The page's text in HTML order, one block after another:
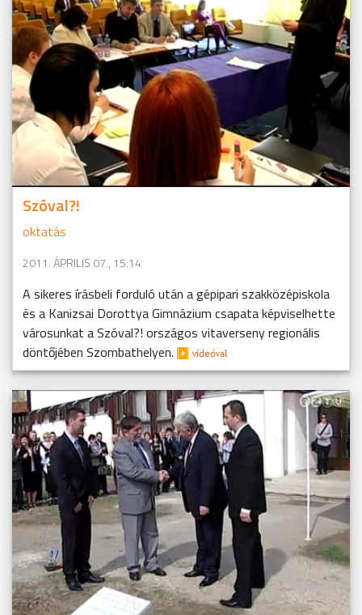
Szóval?!
oktatás
2011. ÁPRILIS 07., 15:14
A sikeres írásbeli forduló után a gépipari szakközépiskola
és a Kanizsai Dorottya Gimnázium csapata képviselhette
városunkat a Szóval?! országos vitaverseny regionális
döntőjében Szombathelyen.